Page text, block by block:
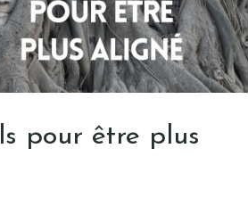
pour être plus